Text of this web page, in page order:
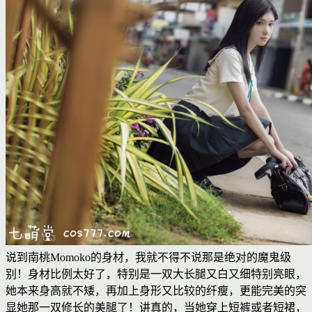
说到南桃Momoko的身材，我就不得不说那是绝对的魔鬼级
别！身材比例太好了，特别是一双大长腿又白又细特别亮眼，
她本来身高就不矮，再加上身形又比较的纤瘦，更能完美的突
显她那一双修长的美腿了！讲真的，当她穿上短裤或者短裙，